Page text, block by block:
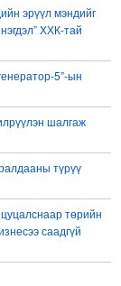
эрүүл мэндийг
ХХК-тай
5”-ын
шалгаж
түрүү
төрийн
саадгүй